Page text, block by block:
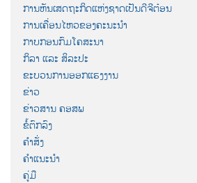
ການຫັນເສດຖະກິດແຫ່ງຊາດເປັນດີຈີຕ໋ອນ
ການເຄື່ອນໄຫວຂອງຄະນະນຳ
ກາບກອນກົມໂຄສະນາ
ກິລາ ແລະ ສິລະປະ
ຂະບວນການອອກແຮງງານ
ຂ່າວ
ຂ່າວສານ ຄອສພ
ຂໍ້ຕົກລົງ
ຄຳສັ່ງ
ຄຳແນະນຳ
ຄູ່ມື